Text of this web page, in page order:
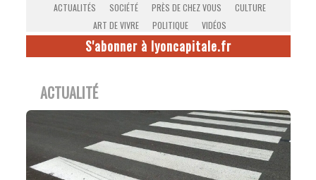
ACTUALITÉS SOCIÉTÉ PRÈS DE CHEZ VOUS
CULTURE
ART DE VIVRE
POLITIQUE VIDÉOS
S'abonner à lyoncapitale.fr
ACTUALITÉ